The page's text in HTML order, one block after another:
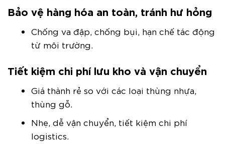
Bảo vệ hàng hóa an toàn, tránh hư hỏng
Chống va đập, chống bụi, hạn chế tác động
từ môi trường.
Tiết kiệm chi phí lưu kho và vận chuyển
Giá thành rẻ so với các loại thùng nhựa,
thùng gỗ.
Nhẹ, dễ vận chuyển, tiết kiệm chi phí
logistics.